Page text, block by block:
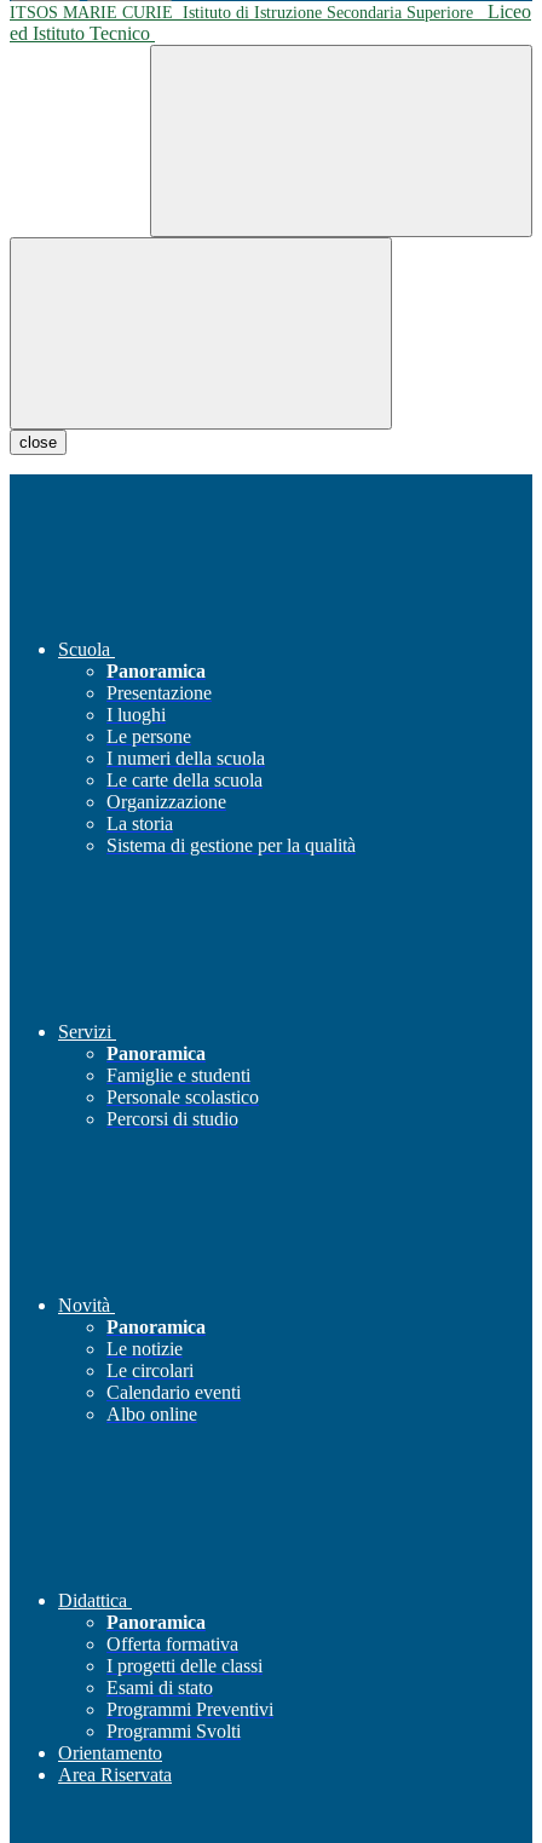
ITSOS MARIE CURIE Istituto di Istruzione Secondaria Superiore
Liceo
ed Istituto Tecnico
close
Scuola
Panoramica
Presentazione
I luoghi
Le persone
I numeri della scuola
Le carte della scuola
Organizzazione
La storia
Sistema di gestione per la qualità
Servizi
Panoramica
Famiglie e studenti
Personale scolastico
Percorsi di studio
Novità
Panoramica
Le notizie
Le circolari
Calendario eventi
Albo online
Didattica
Panoramica
Offerta formativa
I progetti delle classi
Esami di stato
Programmi Preventivi
Programmi Svolti
Orientamento
Area Riservata